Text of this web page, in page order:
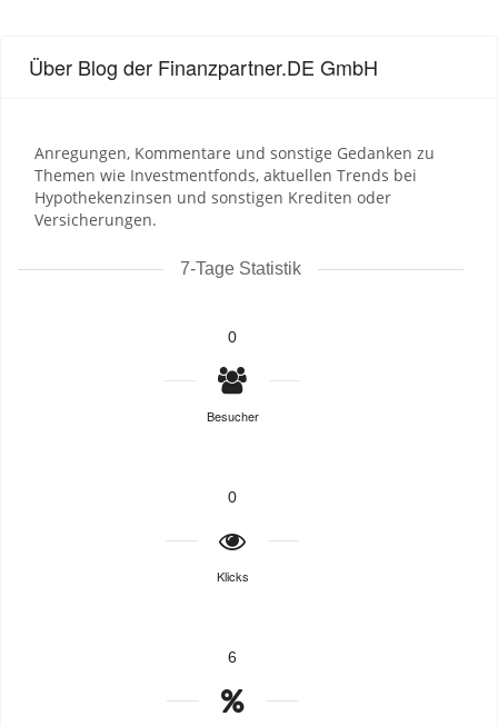
Über Blog der Finanzpartner.DE GmbH
Anregungen, Kommentare und sonstige Gedanken zu
Themen wie Investmentfonds, aktuellen Trends bei
Hypothekenzinsen und sonstigen Krediten oder
Versicherungen.
7-Tage Statistik
0
Besucher
0
Klicks
6